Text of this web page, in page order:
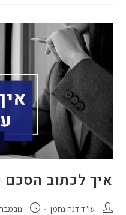
סרבנים?
איך לכתוב הסכם
מחבר:עו"ד דנה נחמן פורסם:נובמבר 21, 2021